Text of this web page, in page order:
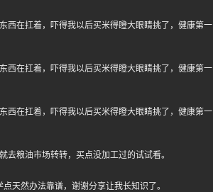
西在扛着，吓得我以后买米得瞪大眼睛挑了，健康第一
西在扛着，吓得我以后买米得瞪大眼睛挑了，健康第一
西在扛着，吓得我以后买米得瞪大眼睛挑了，健康第一
粮油市场转转，买点没加工过的试试看。
天然办法靠谱，谢谢分享让我长知识了。